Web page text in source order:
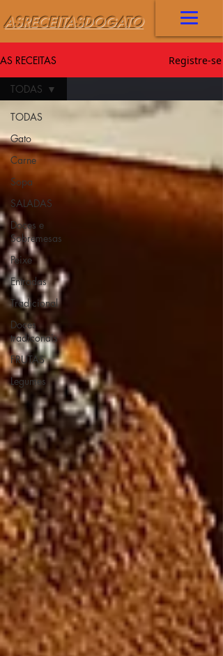
ASRECEITASDOGATO
AS RECEITAS Registre-se
TODAS
Gato
Carne
Sopa
SALADAS
Doces e
Sobremesas
Peixe
Entradas
Tradicional
Doces
tradiconais
FRUTAS
Legumes
TODAS